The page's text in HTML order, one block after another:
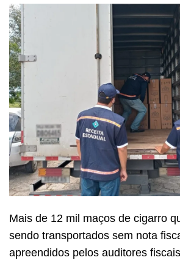
Mais de 12 mil maços de cigarro
sendo transportados sem nota
apreendidos pelos auditores